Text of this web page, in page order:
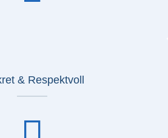
& Respektvoll